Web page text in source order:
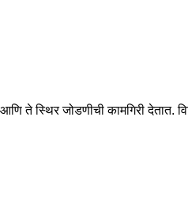
ते स्थिर जोडणीची कामगिरी देतात.